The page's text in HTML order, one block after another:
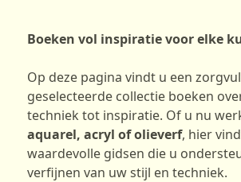
Boeken vol inspiratie voor elke
Op deze pagina vindt u een
geselecteerde collectie boeken
techniek tot inspiratie. Of u nu
aquarel, acryl of olieverf, hier
waardevolle gidsen die u
verfijnen van uw stijl en techniek.